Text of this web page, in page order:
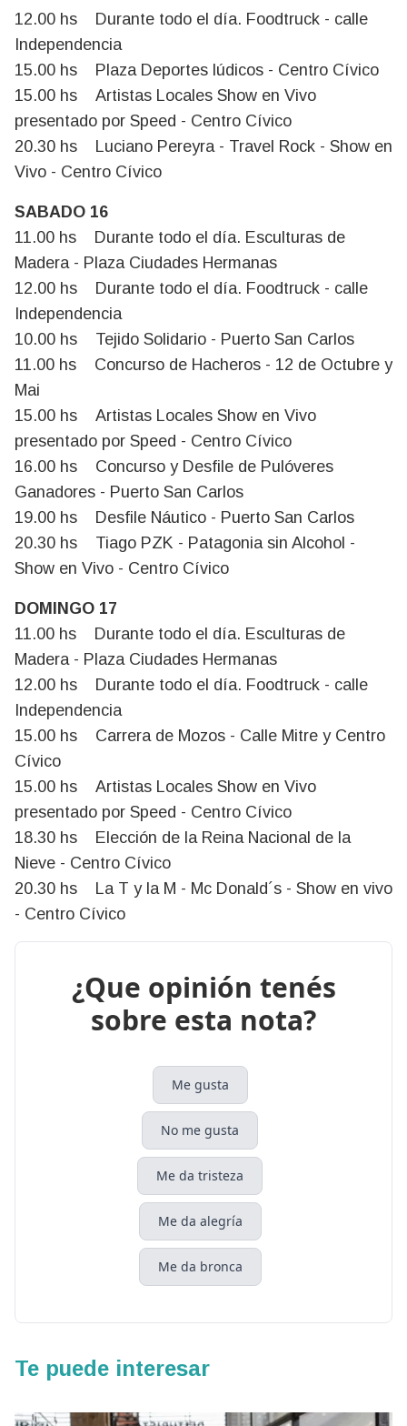
12.00 hs Durante todo el día. Foodtruck - calle
Independencia
15.00 hs Plaza Deportes lúdicos - Centro Cívico
15.00 hs Artistas Locales Show en Vivo
presentado por Speed - Centro Cívico
20.30 hs Luciano Pereyra - Travel Rock - Show en
Vivo - Centro Cívico
SABADO 16
11.00 hs Durante todo el día. Esculturas de
Madera - Plaza Ciudades Hermanas
12.00 hs Durante todo el día. Foodtruck - calle
Independencia
10.00 hs Tejido Solidario - Puerto San Carlos
11.00 hs Concurso de Hacheros - 12 de Octubre y
Mai
15.00 hs Artistas Locales Show en Vivo
presentado por Speed - Centro Cívico
16.00 hs Concurso y Desfile de Pulóveres
Ganadores - Puerto San Carlos
19.00 hs Desfile Náutico - Puerto San Carlos
20.30 hs Tiago PZK - Patagonia sin Alcohol -
Show en Vivo - Centro Cívico
DOMINGO 17
11.00 hs Durante todo el día. Esculturas de
Madera - Plaza Ciudades Hermanas
12.00 hs Durante todo el día. Foodtruck - calle
Independencia
15.00 hs Carrera de Mozos - Calle Mitre y Centro
Cívico
15.00 hs Artistas Locales Show en Vivo
presentado por Speed - Centro Cívico
18.30 hs Elección de la Reina Nacional de la
Nieve - Centro Cívico
20.30 hs La T y la M - Mc Donald´s - Show en vivo
- Centro Cívico
¿Que opinión tenés
sobre esta nota?
Me gusta
No me gusta
Me da tristeza
Me da alegría
Me da bronca
Te puede interesar